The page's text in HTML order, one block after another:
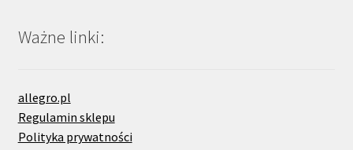
Ważne linki:
allegro.pl
Regulamin sklepu
Polityka prywatności